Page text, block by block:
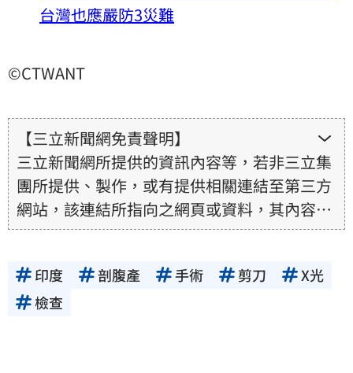
台灣也應嚴防3災難
©CTWANT
【三立新聞網免責聲明】
三立新聞網所提供的資訊內容等，若非三立集
團所提供、製作，或有提供相關連結至第三方
網站，該連結所指向之網頁或資料，其內容均
為所連結網站提供，相關權利均為該網站、內
其真實性、正確性、即時性、完整性或合法
性。三立新聞網所提供的資訊內容，若其著作
印度 剖腹產 手術 剪刀
X光
檢查